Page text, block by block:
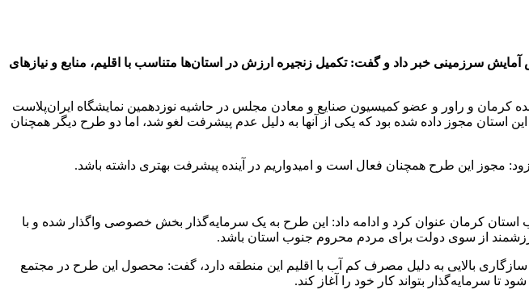
سرزمینی خبر داد و گفت: تکمیل زنجیره ارزش در استان‌ها متناسب با اقلیم، منابع و نیازهای
کرمان و راور و عضو کمیسیون صنایع و معادن مجلس در حاشیه نوزدهمین نمایشگاه ایران‌پلاست
مجوز داده شده بود که یکی از آنها به دلیل عدم پیشرفت لغو شد، اما دو طرح دیگر همچنان
کرمان عنوان کرد و ادامه داد: این طرح به یک سرمایه‌گذار بخش خصوصی واگذار شده و با
بالایی به دلیل مصرف کم آب با اقلیم این منطقه دارد، گفت: محصول این طرح در مجتمع
سرمایه‌گذار بتواند کار خود را آغاز کند.